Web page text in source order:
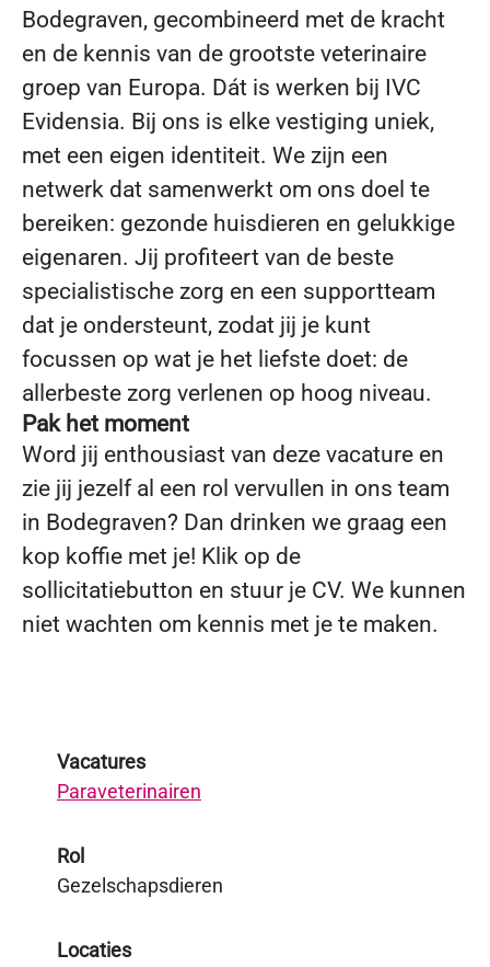
Bodegraven, gecombineerd met de kracht
en de kennis van de grootste veterinaire
groep van Europa. Dát is werken bij IVC
Evidensia. Bij ons is elke vestiging uniek,
met een eigen identiteit. We zijn een
netwerk dat samenwerkt om ons doel te
bereiken: gezonde huisdieren en gelukkige
eigenaren. Jij profiteert van de beste
specialistische zorg en een supportteam
dat je ondersteunt, zodat jij je kunt
focussen op wat je het liefste doet: de
allerbeste zorg verlenen op hoog niveau.
Pak het moment
Word jij enthousiast van deze vacature en
zie jij jezelf al een rol vervullen in ons team
in Bodegraven? Dan drinken we graag een
kop koffie met je! Klik op de
sollicitatiebutton en stuur je CV. We kunnen
niet wachten om kennis met je te maken.
Vacatures
Paraveterinairen
Rol
Gezelschapsdieren
Locaties